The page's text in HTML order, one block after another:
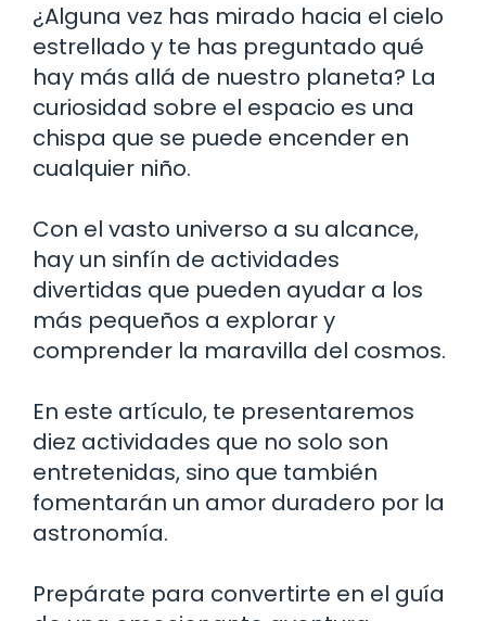
¿Alguna vez has mirado hacia el cielo
estrellado y te has preguntado qué
hay más allá de nuestro planeta? La
curiosidad sobre el espacio es una
chispa que se puede encender en
cualquier niño.
Con el vasto universo a su alcance,
hay un sinfín de actividades
divertidas que pueden ayudar a los
más pequeños a explorar y
comprender la maravilla del cosmos.
En este artículo, te presentaremos
diez actividades que no solo son
entretenidas, sino que también
fomentarán un amor duradero por la
astronomía.
Prepárate para convertirte en el guía